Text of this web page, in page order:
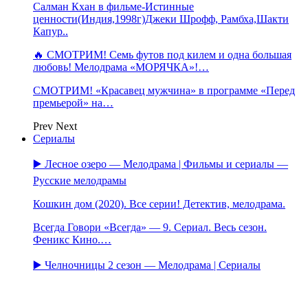
Салман Кхан в фильме-Истинные
ценности(Индия,1998г)Джеки Шрофф, Рамбха,Шакти
Капур..
🔥 СМОТРИМ! Семь футов под килем и одна большая
любовь! Мелодрама «МОРЯЧКА»!…
СМОТРИМ! «Красавец мужчина» в программе «Перед
премьерой» на…
Prev Next
Сериалы
▶️ Лесное озеро — Мелодрама | Фильмы и сериалы —
Русские мелодрамы
Кошкин дом (2020). Все серии! Детектив, мелодрама.
Всегда Говори «Всегда» — 9. Сериал. Весь сезон.
Феникс Кино.…
▶️ Челночницы 2 сезон — Мелодрама | Сериалы